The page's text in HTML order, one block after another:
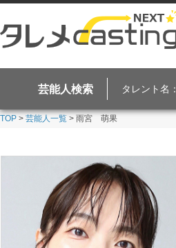
芸能人検索 タレント名：
TOP > 芸能人一覧 > 雨宮 萌果